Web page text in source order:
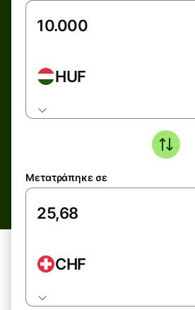
HUF
Μετατράπηκε σε
CHF